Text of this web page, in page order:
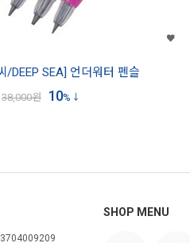
/DEEP SEA] 언더워터 펜슬
38,000원 10%
SHOP MENU